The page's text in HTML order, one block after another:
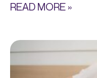
READ MORE »